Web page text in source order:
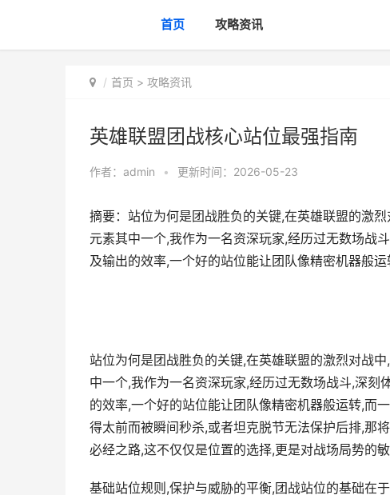
首页 攻略资讯
首页 > 攻略资讯
英雄联盟团战核心站位最强指南
作者： admin • 更新时间：2026-05-23
摘要：站位为何是团战胜负的关键,在英雄联盟的激
元素其中一个,我作为一名资深玩家,经历过无数场战
及输出的效率,一个好的站位能让团队像精密机器般
站位为何是团战胜负的关键,在英雄联盟的激烈对战
中一个,我作为一名资深玩家,经历过无数场战斗,深
的效率,一个好的站位能让团队像精密机器般运转,而
得太前而被瞬间秒杀,或者坦克脱节无法保护后排,那
必经之路,这不仅仅是位置的选择,更是对战场局势的敏
基础站位规则,保护与威胁的平衡,团战站位的基础在